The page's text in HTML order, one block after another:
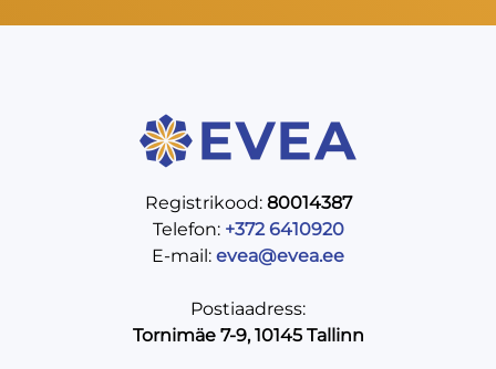
Registrikood: 80014387
Telefon: +372 6410920
E-mail: evea@evea.ee
Postiaadress:
Tornimäe 7-9, 10145 Tallinn